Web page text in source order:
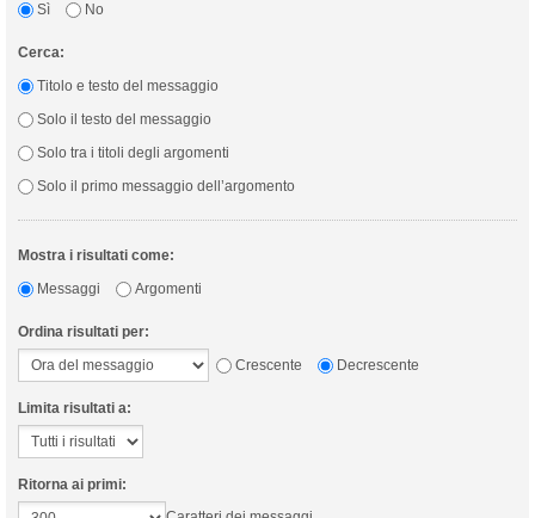
Sì
No
Cerca:
Titolo e testo del messaggio
Solo il testo del messaggio
Solo tra i titoli degli argomenti
Solo il primo messaggio dell’argomento
Mostra i risultati come:
Messaggi
Argomenti
Ordina risultati per:
Crescente
Decrescente
Limita risultati a:
Ritorna ai primi: